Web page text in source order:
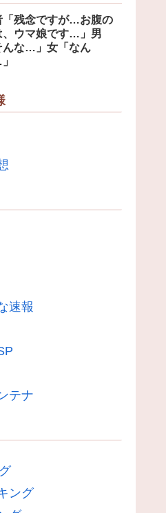
「残念ですが…お腹の
、ウマ娘です…」男
んな…」女「なん
速報
テナ
ング